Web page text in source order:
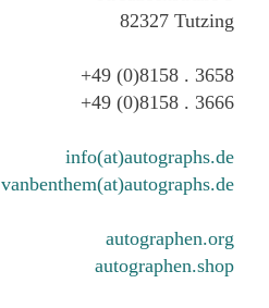
82327 Tutzing
+49 (0)8158 . 3658
+49 (0)8158 . 3666
info(at)autographs.de
vanbenthem(at)autographs.de
autographen.org
autographen.shop